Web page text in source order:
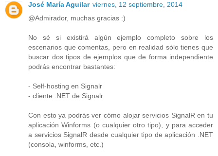
José María Aguilar viernes, 12 septiembre, 2014
@Admirador, muchas gracias :)
No sé si existirá algún ejemplo completo sobre los
escenarios que comentas, pero en realidad sólo tienes que
buscar dos tipos de ejemplos que de forma independiente
podrás encontrar bastantes:
- Self-hosting en Signalr
- cliente .NET de Signalr
Con esto ya podrás ver cómo alojar servicios SignalR en tu
aplicación Winforms (o cualquier otro tipo), y para acceder
a servicios SignalR desde cualquier tipo de aplicación .NET
(consola, winforms, etc.)